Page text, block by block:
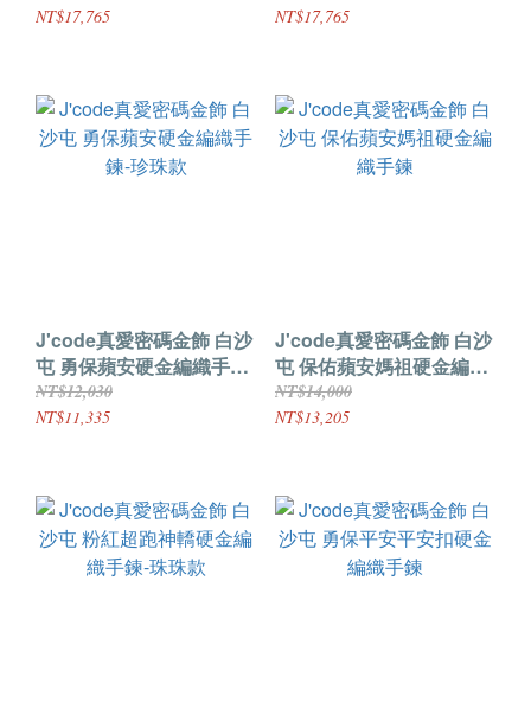
NT$17,765 NT$17,765
J'code真愛密碼金飾 白沙
屯 勇保蘋安硬金編織手鍊-
珍珠款
NT$12,030
NT$11,335
J'code真愛密碼金飾 白沙
屯 保佑蘋安媽祖硬金編織
手鍊
NT$14,000
NT$13,205